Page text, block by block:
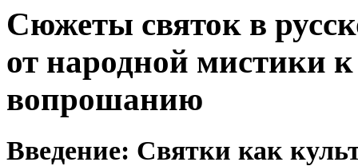
Сюжеты святок в
от народной мистики
вопрошанию
Введение: Святки как